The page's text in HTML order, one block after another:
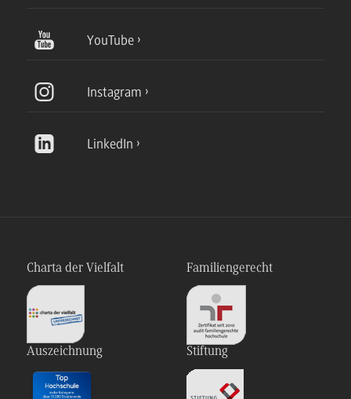
YouTube
Instagram
LinkedIn
Charta der Vielfalt Familiengerecht
Auszeichnung Stiftung